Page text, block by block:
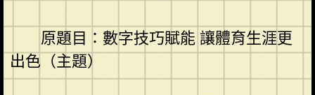
原題目：數字技巧賦能 讓體育生涯更
出色（主題）